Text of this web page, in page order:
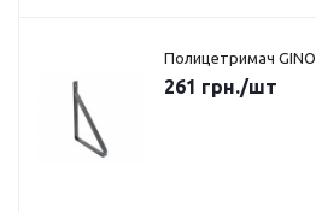
Полицетримач GINO
261 грн./шт